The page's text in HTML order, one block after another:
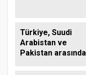
Türkiye, Suudi
Arabistan ve
Pakistan arasında